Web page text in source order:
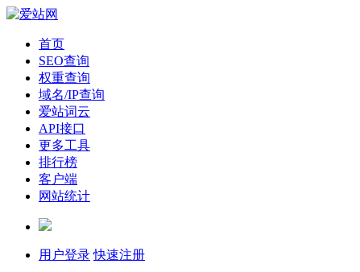
首页
SEO查询
权重查询
域名/IP查询
爱站词云
API接口
更多工具
排行榜
客户端
网站统计
用户登录 快速注册